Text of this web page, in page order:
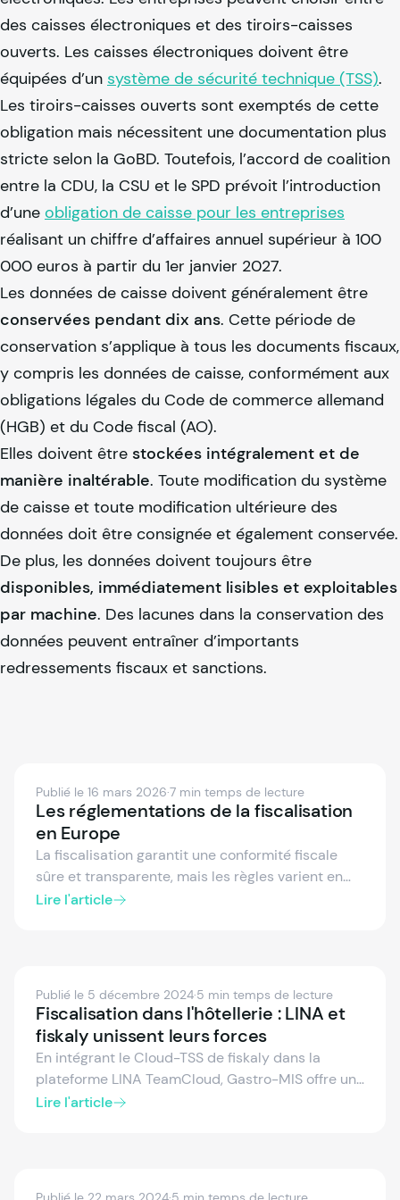
des caisses électroniques et des tiroirs-caisses
ouverts. Les caisses électroniques doivent être
équipées d’un système de sécurité technique (TSS).
Les tiroirs-caisses ouverts sont exemptés de cette
obligation mais nécessitent une documentation plus
stricte selon la GoBD. Toutefois, l’accord de coalition
entre la CDU, la CSU et le SPD prévoit l’introduction
d’une obligation de caisse pour les entreprises
réalisant un chiffre d’affaires annuel supérieur à 100
000 euros à partir du 1er janvier 2027.
Les données de caisse doivent généralement être
conservées pendant dix ans. Cette période de
conservation s’applique à tous les documents fiscaux,
y compris les données de caisse, conformément aux
obligations légales du Code de commerce allemand
(HGB) et du Code fiscal (AO).
Elles doivent être stockées intégralement et de
manière inaltérable. Toute modification du système
de caisse et toute modification ultérieure des
données doit être consignée et également conservée.
De plus, les données doivent toujours être
disponibles, immédiatement lisibles et exploitables
par machine. Des lacunes dans la conservation des
données peuvent entraîner d’importants
redressements fiscaux et sanctions.
Publié le 16 mars 2026·7 min temps de lecture
Les réglementations de la fiscalisation
en Europe
La fiscalisation garantit une conformité fiscale
sûre et transparente, mais les règles varient en
Europe. Explorez les cadres de fiscalisation de
vos processus fiscaux sur les principaux marchés
européens.
Lire l'article
Publié le 5 décembre 2024·5 min temps de lecture
Fiscalisation dans l'hôtellerie : LINA et
fiskaly unissent leurs forces
En intégrant le Cloud-TSS de fiskaly dans la
plateforme LINA TeamCloud, Gastro-MIS offre une
solution de fiscalisation innovante pour la
Lire l'article